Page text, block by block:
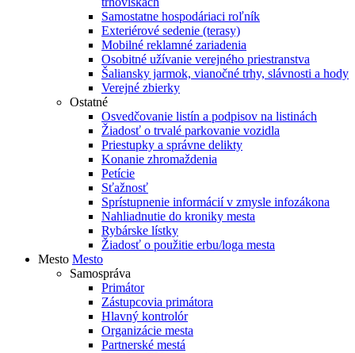
Samostatne hospodáriaci roľník
Exteriérové sedenie (terasy)
Mobilné reklamné zariadenia
Osobitné užívanie verejného priestranstva
Šaliansky jarmok, vianočné trhy, slávnosti a hody
Verejné zbierky
Ostatné
Osvedčovanie listín a podpisov na listinách
Žiadosť o trvalé parkovanie vozidla
Priestupky a správne delikty
Konanie zhromaždenia
Petície
Sťažnosť
Sprístupnenie informácií v zmysle infozákona
Nahliadnutie do kroniky mesta
Rybárske lístky
Žiadosť o použitie erbu/loga mesta
Mesto Mesto
Samospráva
Primátor
Zástupcovia primátora
Hlavný kontrolór
Organizácie mesta
Partnerské mestá